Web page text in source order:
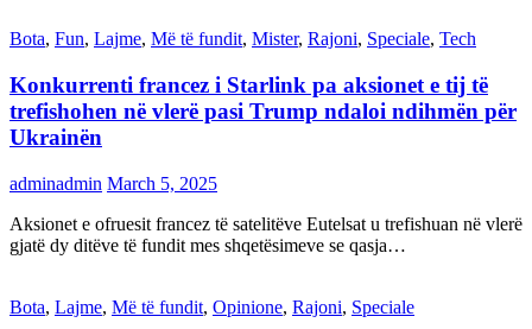
Bota, Fun, Lajme, Më të fundit, Mister, Rajoni, Speciale, Tech
Konkurrenti francez i Starlink pa aksionet e tij të
trefishohen në vlerë pasi Trump ndaloi ndihmën për
Ukrainën
adminadmin March 5, 2025
Aksionet e ofruesit francez të satelitëve Eutelsat u trefishuan në vlerë
gjatë dy ditëve të fundit mes shqetësimeve se qasja…
Bota, Lajme, Më të fundit, Opinione, Rajoni, Speciale